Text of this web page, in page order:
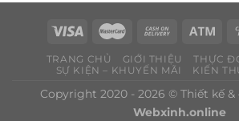
TRANG CHỦ GIỚI THIỆU THỰC
SỰ KIỆN – KHUYẾN MÃI
KIẾN
Copyright 2020 - 2026 © Thiết kế
Webxinh.online